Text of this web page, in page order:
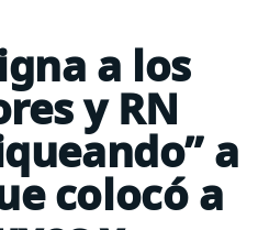
a los
y RN
a
colocó a